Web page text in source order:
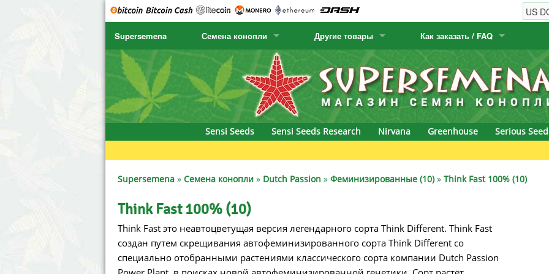
Supersemena Семена конопли
SENSI SEEDS
SENSI SEEDS RESEARCH
NIRVANA
SERIOUS SEEDS
SPLIFF SEEDS
Ace Seeds
Anaconda Seeds
CBD Crew
Chronic & Caviar
Delicious Seeds
Dr. Underground Seeds
Dutch Passion
Empire Seeds
Exotic Seeds
Humboldt Seed Company
Humboldt Seeds
Hyp3rids
krauTHCollective
La Semilla Automatica
Positronics
Prana Medical
Pyramid Seeds
Ripper Seeds
Samsara Seeds
Seedsman
Другие товары
Семена кактусов
Канарские растения
Как заказать / FAQ
Как заказать
Виды / цены доставки
Sensi Seeds
Sensi Seeds Research Nirvana Greenhouse Serious
Supersemena » Семена конопли » Dutch Passion » Феминизированные (10)» Think Fast 100% (10)
Think Fast 100% (10)
Think Fast это неавтоцветущая версия легендарного сорта Think Different. Think Fast
создан путем скрещивания автофеминизированного сорта Think Different со
специально отобранными растениями классического сорта компании Dutch Passion